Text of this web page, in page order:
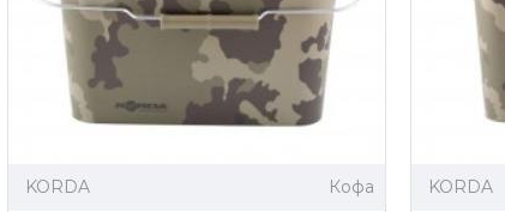
KORDA Кофа KORDA